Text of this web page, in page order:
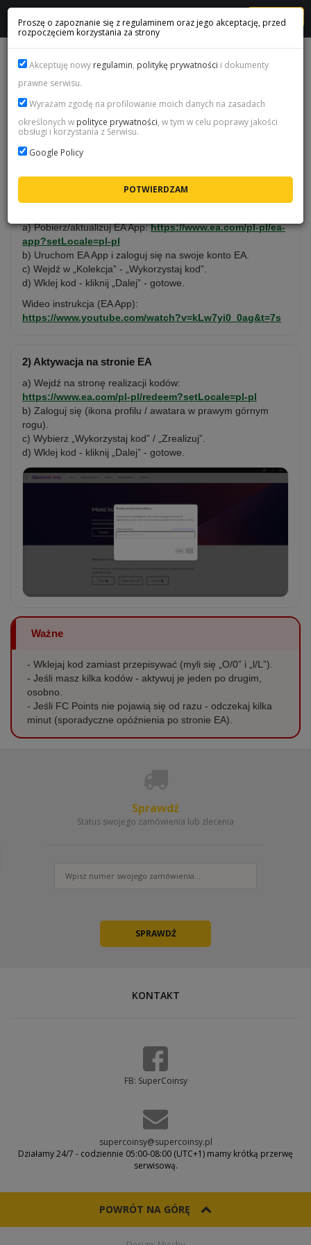
MENU
JAK AKTYWOWAĆ FC POINTS NA PC?
Jak aktywować FC Points na PC?
Kod aktywujesz na koncie EA, na którym grasz w EA FC na
PC. Masz dwie opcje: EA App albo strona realizacji kodów
1) Aktywacja w EA App
a) Pobierz/aktualizuj EA App:https://www.ea.com/pl-pl/ea-
app?setLocale=pl-pl
b) Uruchom EA App i zaloguj się na swoje konto EA.
c) Wejdź w „Kolekcja” - „Wykorzystaj kod”.
d) Wklej kod - kliknij „Dalej” - gotowe.
Wideo instrukcja (EA App):
https://www.youtube.com/watch?v=kLw7yi0_0ag&t=7s
2) Aktywacja na stronie EA
a) Wejdź na stronę realizacji kodów:
https://www.ea.com/pl-pl/redeem?setLocale=pl-pl
b) Zaloguj się (ikona profilu / awatara w prawym górnym
rogu).
c) Wybierz „Wykorzystaj kod” / „Zrealizuj”.
d) Wklej kod - kliknij „Dalej” - gotowe.
Ważne
- Wklejaj kod zamiast przepisywać (myli się „O/0” i „l/L”).
- Jeśli masz kilka kodów - aktywuj je jeden po drugim,
osobno.
- Jeśli FC Points nie pojawią się od razu - odczekaj kilka
minut (sporadyczne opóźnienia po stronie EA).
Sprawdź
Status swojego zamówienia lub zlecenia
KONTAKT
FB: SuperCoinsy
supercoinsy@supercoinsy.pl
Działamy 24/7 - codziennie 05:00-08:00 (UTC+1) mamy krótką przerwę
serwisową.
POWRÓT NA GÓRĘ
Proszę o zapoznanie się z regulaminem oraz jego akceptację, przed
rozpoczęciem korzystania za strony
Akceptuję nowy regulamin, politykę prywatności i dokumenty
prawne serwisu.
Wyrażam zgodę na profilowanie moich danych na zasadach
określonych w polityce prywatności, w tym w celu poprawy jakości
obsługi i korzystania z Serwisu.
Google Policy